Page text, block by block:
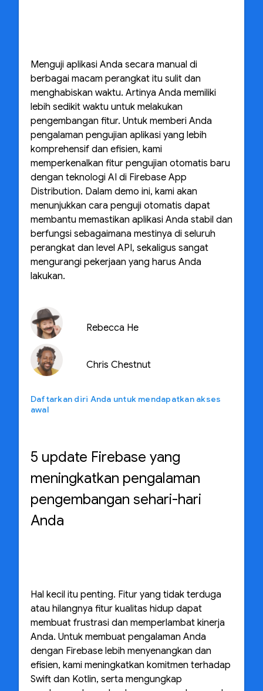
Menguji aplikasi Anda secara manual di
berbagai macam perangkat itu sulit dan
menghabiskan waktu. Artinya Anda memiliki
lebih sedikit waktu untuk melakukan
pengembangan fitur. Untuk memberi Anda
pengalaman pengujian aplikasi yang lebih
komprehensif dan efisien, kami
memperkenalkan fitur pengujian otomatis baru
dengan teknologi AI di Firebase App
Distribution. Dalam demo ini, kami akan
menunjukkan cara penguji otomatis dapat
membantu memastikan aplikasi Anda stabil dan
berfungsi sebagaimana mestinya di seluruh
perangkat dan level API, sekaligus sangat
mengurangi pekerjaan yang harus Anda
lakukan.
Rebecca He
Chris Chestnut
Daftarkan diri Anda untuk mendapatkan akses
awal
5 update Firebase yang
meningkatkan pengalaman
pengembangan sehari-hari
Anda
Hal kecil itu penting. Fitur yang tidak terduga
atau hilangnya fitur kualitas hidup dapat
membuat frustrasi dan memperlambat kinerja
Anda. Untuk membuat pengalaman Anda
dengan Firebase lebih menyenangkan dan
efisien, kami meningkatkan komitmen terhadap
Swift dan Kotlin, serta mengungkap